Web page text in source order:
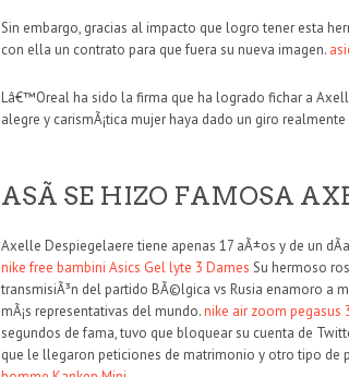
Sin embargo, gracias al impacto que logro tener esta
con ella un contrato para que fuera su nueva imagen.
Lâ€™Oreal ha sido la firma que ha logrado fichar a
alegre y carismÃ¡tica mujer haya dado un giro realmente
ASÃ­ SE HIZO FAMOSA
Axelle Despiegelaere tiene apenas 17 aÃ±os y de un
nike free bambini Asics Gel lyte 3 Dames Su hermoso
transmisiÃ³n del partido BÃ©lgica vs Rusia enamoro a
mÃ¡s representativas del mundo.nike air zoom pegasus
segundos de fama, tuvo que bloquear su cuenta de
que le llegaron peticiones de matrimonio y otro tipo de